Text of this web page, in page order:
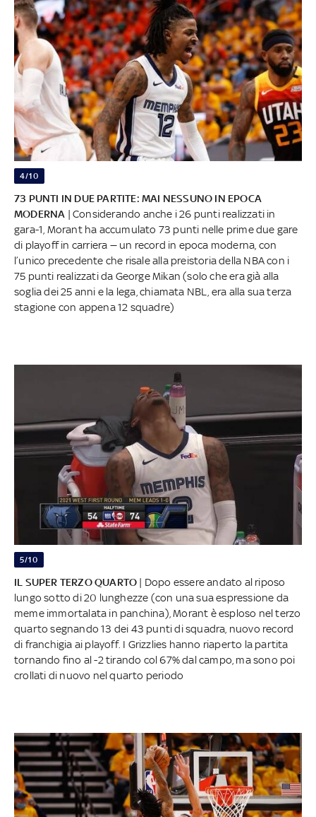
4/10
73 PUNTI IN DUE PARTITE: MAI NESSUNO IN EPOCA
MODERNA | Considerando anche i 26 punti realizzati in
gara-1, Morant ha accumulato 73 punti nelle prime due gare
di playoff in carriera — un record in epoca moderna, con
l’unico precedente che risale alla preistoria della NBA con i
75 punti realizzati da George Mikan (solo che era già alla
soglia dei 25 anni e la lega, chiamata NBL, era alla sua terza
stagione con appena 12 squadre)
5/10
IL SUPER TERZO QUARTO | Dopo essere andato al riposo
lungo sotto di 20 lunghezze (con una sua espressione da
meme immortalata in panchina), Morant è esploso nel terzo
quarto segnando 13 dei 43 punti di squadra, nuovo record
di franchigia ai playoff. I Grizzlies hanno riaperto la partita
tornando fino al -2 tirando col 67% dal campo, ma sono poi
crollati di nuovo nel quarto periodo